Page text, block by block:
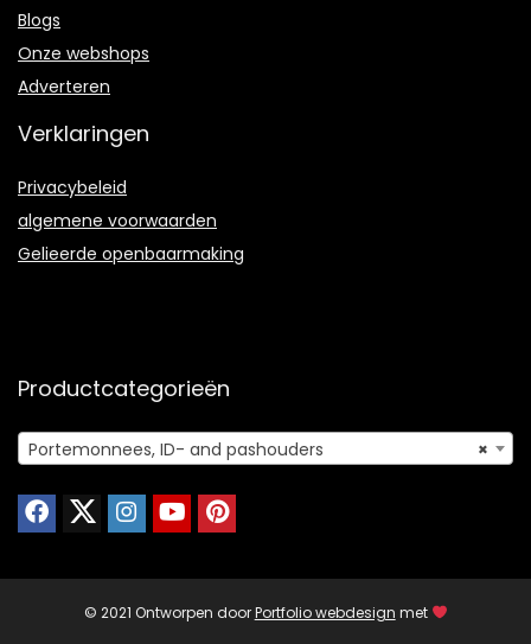
Blogs
Onze webshops
Adverteren
Verklaringen
Privacybeleid
algemene voorwaarden
Gelieerde openbaarmaking
Productcategorieën
×
Portemonnees, ID- and pashouders
© 2021 Ontworpen doorPortfolio webdesign met